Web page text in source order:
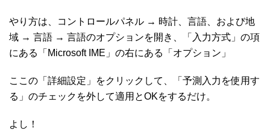
やり方は、コントロールパネル → 時計、言語、および地
域 → 言語 → 言語のオプションを開き、「入力方式」の項
にある「Microsoft IME」の右にある「オプション」
ここの「詳細設定」をクリックして、「予測入力を使用す
る」のチェックを外して適用とOKをするだけ。
よし！